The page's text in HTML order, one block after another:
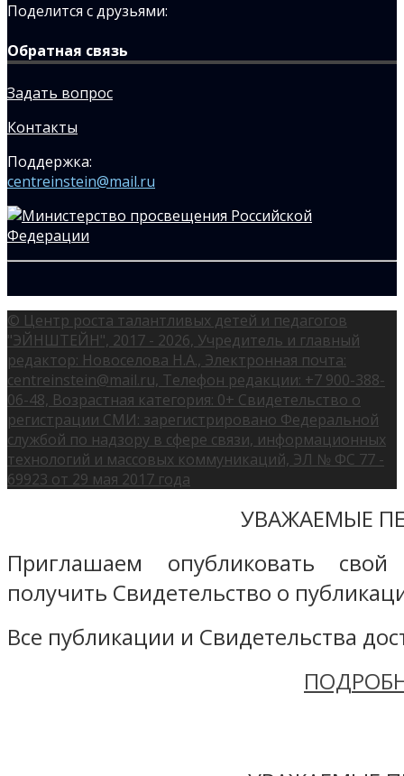
Поделится с друзьями:
Обратная связь
Задать вопрос
Контакты
Поддержка:
centreinstein@mail.ru
© Центр роста талантливых детей и педагогов
"ЭЙНШТЕЙН", 2017 - 2026, Учредитель и главный
редактор: Новоселова Н.А., Электронная почта:
centreinstein@mail.ru, Телефон редакции: +7 900-388-
06-48, Возрастная категория: 0+ Свидетельство о
регистрации СМИ: зарегистрировано Федеральной
службой по надзору в сфере связи, информационных
технологий и массовых коммуникаций, ЭЛ № ФС 77 -
69923 от 29 мая 2017 года
УВАЖАЕМЫЕ
Приглашаем опубликовать
получить Свидетельство о
Все публикации и Свидетельства